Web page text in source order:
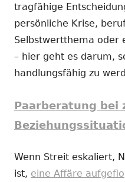
tragfähige
persönliche Krise,
Selbstwertthema oder
– hier geht es darum,
handlungsfähig zu
Paarberatung bei
Wenn Streit eskaliert,
ist, eine Affäre